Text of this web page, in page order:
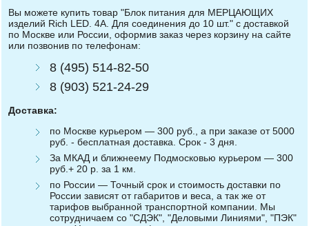
Вы можете купить товар "Блок питания для МЕРЦАЮЩИХ
изделий Rich LED. 4А. Для соединения до 10 шт." с доставкой
по Москве или России, оформив заказ через корзину на сайте
или позвонив по телефонам:
8 (495) 514-82-50
8 (903) 521-24-29
Доставка:
по Москве курьером — 300 руб., а при заказе от 5000
руб. - бесплатная доставка. Срок - 3 дня.
За МКАД и ближнеему Подмосковью курьером — 300
руб.+ 20 р. за 1 км.
по России — Точный срок и стоимость доставки по
России зависят от габаритов и веса, а так же от
тарифов выбранной транспортной компании. Мы
сотрудничаем со "СДЭК", "Деловыми Линиями", "ПЭК"